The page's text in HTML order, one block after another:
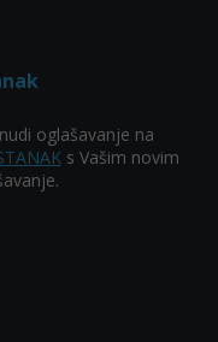
oglašavanje na
s Vašim novim